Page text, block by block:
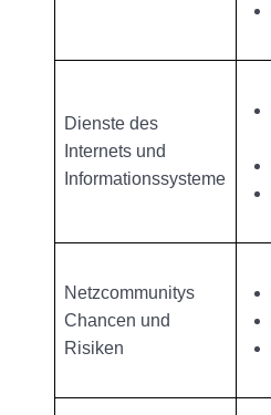
Dienste des
Internets und
Informationssysteme
Netzcommunitys
Chancen und
Risiken